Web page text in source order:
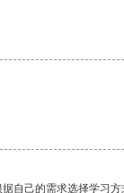
自己的需求选择学习